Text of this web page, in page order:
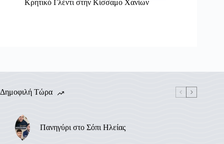
Κρητικό Γλέντι στην Κίσσαμο Χανίων
Δημοφιλή Τώρα
Πανηγύρι στο Σόπι Ηλείας